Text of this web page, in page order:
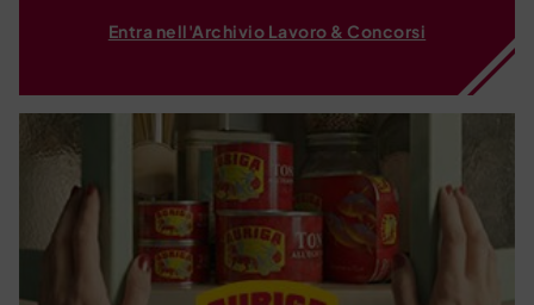
Entra nell'Archivio Lavoro & Concorsi